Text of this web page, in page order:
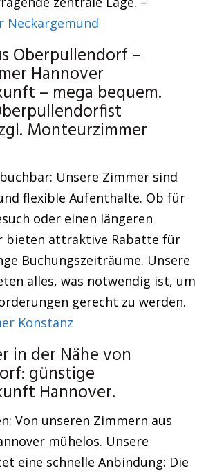
Neckargemünd
Oberpullendorf –
Hannover
– mega bequem.
Monteurzimmer
Unsere Zimmer sind
flexible Aufenthalte. Ob für
oder einen längeren
bieten attraktive Rabatte für
Buchungszeiträume. Unsere
alles, was notwendig ist, um
gerecht zu werden.
Konstanz
in der Nähe von
günstige
Hannover.
Von unseren Zimmern aus
mühelos. Unsere
eine schnelle Anbindung: Die